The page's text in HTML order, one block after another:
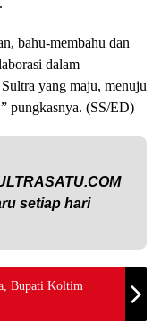
bahu-membahu dan
dalam
yang maju, menuju
pungkasnya. (SS/ED)
setiap hari
Bupati Koltim